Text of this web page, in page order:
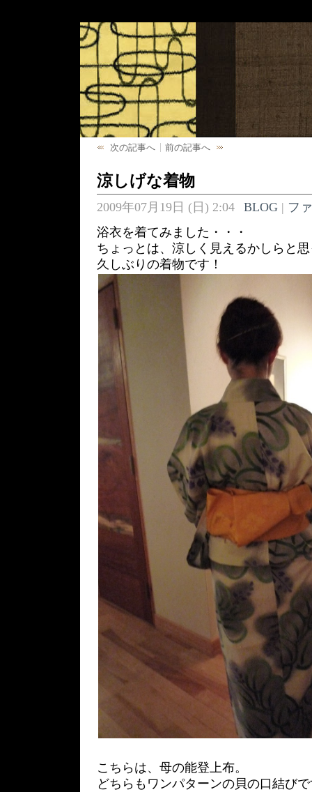
次の記事へ 前の記事へ
涼しげな着物
2009年07月19日 (日) 2:04 BLOG| フ
浴衣を着てみました・・・
ちょっとは、涼しく見えるかしらと
久しぶりの着物です！
こちらは、母の能登上布。
どちらもワンパターンの貝の口結び